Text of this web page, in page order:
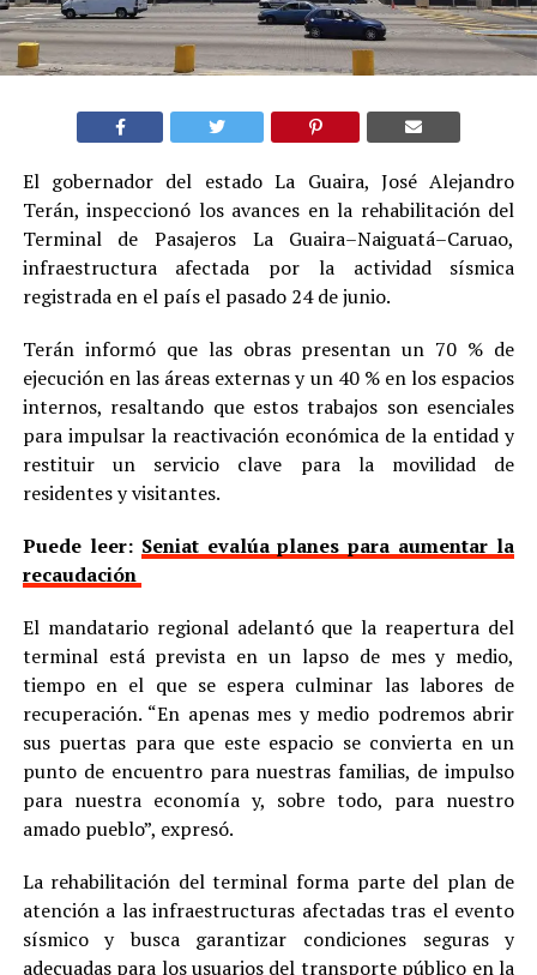
El gobernador del estado La Guaira, José Alejandro
Terán, inspeccionó los avances en la rehabilitación del
Terminal de Pasajeros La Guaira–Naiguatá–Caruao,
infraestructura afectada por la actividad sísmica
registrada en el país el pasado 24 de junio.
Terán informó que las obras presentan un 70 % de
ejecución en las áreas externas y un 40 % en los espacios
internos, resaltando que estos trabajos son esenciales
para impulsar la reactivación económica de la entidad y
restituir un servicio clave para la movilidad de
residentes y visitantes.
Puede leer: Seniat evalúa planes para aumentar la
recaudación
El mandatario regional adelantó que la reapertura del
terminal está prevista en un lapso de mes y medio,
tiempo en el que se espera culminar las labores de
recuperación. “En apenas mes y medio podremos abrir
sus puertas para que este espacio se convierta en un
punto de encuentro para nuestras familias, de impulso
para nuestra economía y, sobre todo, para nuestro
amado pueblo”, expresó.
La rehabilitación del terminal forma parte del plan de
atención a las infraestructuras afectadas tras el evento
sísmico y busca garantizar condiciones seguras y
adecuadas para los usuarios del transporte público en la